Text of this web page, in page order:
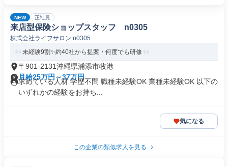
NEW 正社員
来店型保険ショップスタッフ n0305
株式会社ライフサロン n0305
未経験9割✨約40社から提案・何度でも研修
〒901-2131沖縄県浦添市牧港
月給25万円～37万円
求めている人材 学歴不問 職種未経験OK 業種未経験OK 以下の
いずれかの経験をお持ち...
気になる
この企業の類似求人を見る